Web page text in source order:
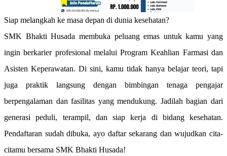
Siap melangkah ke masa depan di dunia kesehatan?
SMK Bhakti Husada membuka peluang emas untuk kamu yang
ingin berkarier profesional melalui Program Keahlian Farmasi dan
Asisten Keperawatan. Di sini, kamu tidak hanya belajar teori, tapi
juga praktik langsung dengan bimbingan tenaga pengajar
berpengalaman dan fasilitas yang mendukung. Jadilah bagian dari
generasi peduli, terampil, dan siap kerja di bidang kesehatan.
Pendaftaran sudah dibuka, ayo daftar sekarang dan wujudkan cita-
citamu bersama SMK Bhakti Husada!